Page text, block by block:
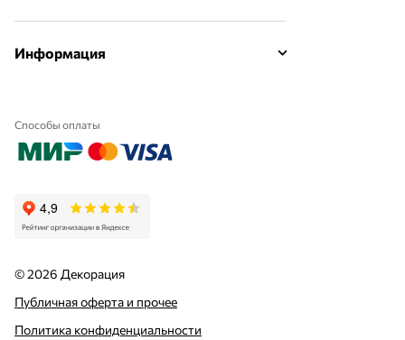
Информация
Способы оплаты
© 2026 Декорация
Публичная оферта и прочее
Политика конфиденциальности